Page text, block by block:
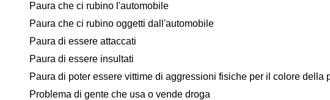
Paura che ci rubino l'automobile
Paura che ci rubino oggetti dall'automobile
Paura di essere attaccati
Paura di essere insultati
Paura di poter essere vittime di aggressioni fisiche per il colore
Problema di gente che usa o vende droga